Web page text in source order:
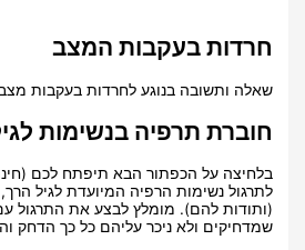
חרדות בעקבות המצב
שאלה ותשובה בנוגע לחרדות בעקבות
חוברת תרפיה בנשימות
בלחיצה על הכפתור הבא תיפתח לכם
לתרגול נשימות הרפיה המיועדת לגיל
(ותודות להם). מומלץ לבצע את התרגול
שמדחיקים ולא ניכר עליהם כל כך הדחק